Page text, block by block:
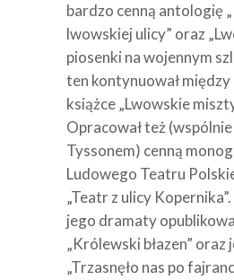
bardzo cenną antologię
lwowskiej ulicy” oraz
piosenki na wojennym
ten kontynuował między
książce „Lwowskie
Opracował też (wspólnie
Tyssonem) cenną
Ludowego Teatru
„Teatr z ulicy
jego dramaty
„Królewski błazen”
„Trzasnęło nas po